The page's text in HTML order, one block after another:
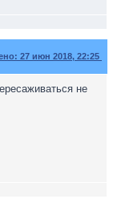
27 июн 2018, 22:25
не